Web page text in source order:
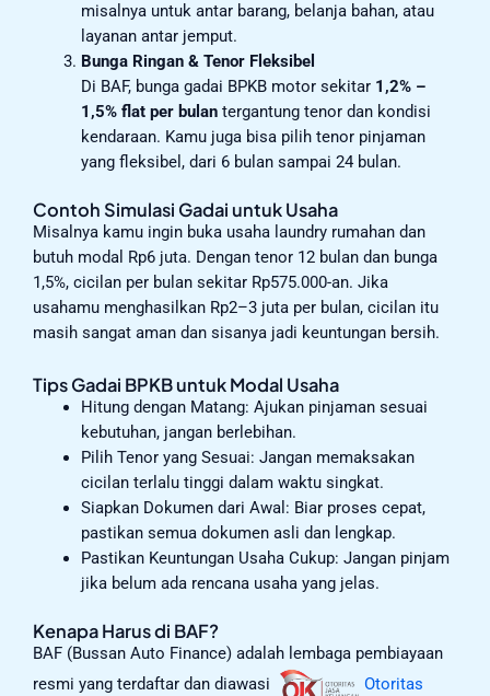
misalnya untuk antar barang, belanja bahan, atau
layanan antar jemput.
Bunga Ringan & Tenor Fleksibel
Di BAF, bunga gadai BPKB motor sekitar 1,2% –
1,5% flat per bulantergantung tenor dan kondisi
kendaraan. Kamu juga bisa pilih tenor pinjaman
yang fleksibel, dari 6 bulan sampai 24 bulan.
Contoh Simulasi Gadai untuk Usaha
Misalnya kamu ingin buka usaha laundry rumahan dan
butuh modal Rp6 juta. Dengan tenor 12 bulan dan bunga
1,5%, cicilan per bulan sekitar Rp575.000-an. Jika
usahamu menghasilkan Rp2–3 juta per bulan, cicilan itu
masih sangat aman dan sisanya jadi keuntungan bersih.
Tips Gadai BPKB untuk Modal Usaha
Hitung dengan Matang: Ajukan pinjaman sesuai
kebutuhan, jangan berlebihan.
Pilih Tenor yang Sesuai: Jangan memaksakan
cicilan terlalu tinggi dalam waktu singkat.
Siapkan Dokumen dari Awal: Biar proses cepat,
pastikan semua dokumen asli dan lengkap.
Pastikan Keuntungan Usaha Cukup: Jangan pinjam
jika belum ada rencana usaha yang jelas.
Kenapa Harus di BAF?
BAF (Bussan Auto Finance) adalah lembaga pembiayaan
resmi yang terdaftar dan diawasi
Otoritas